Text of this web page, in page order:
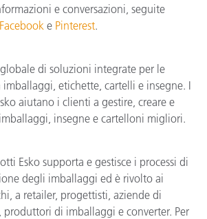
e conversazioni, seguite
Facebook e Pinterest.
di soluzioni integrate per le
etichette, cartelli e insegne. I
aiutano i clienti a gestire, creare e
insegne e cartelloni migliori.
Esko supporta e gestisce i processi di
degli imballaggi ed è rivolto ai
a retailer, progettisti, aziende di
di imballaggi e converter. Per